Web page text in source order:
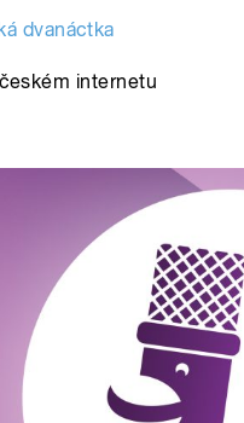
dvanáctka
internetu